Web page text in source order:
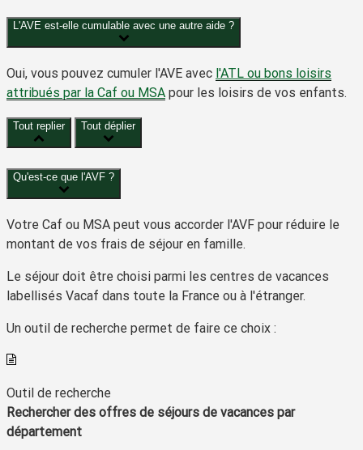
L'AVE est-elle cumulable avec une autre aide ?
Oui, vous pouvez cumuler l'AVE avec l'ATL ou bons loisirs
attribués par la Caf ou MSA pour les loisirs de vos enfants.
Tout replier Tout déplier
Qu'est-ce que l'AVF ?
Votre Caf ou MSA peut vous accorder l'AVF pour réduire le
montant de vos frais de séjour en famille.
Le séjour doit être choisi parmi les centres de vacances
labellisés Vacaf dans toute la France ou à l'étranger.
Un outil de recherche permet de faire ce choix :
Outil de recherche
Rechercher des offres de séjours de vacances par
département